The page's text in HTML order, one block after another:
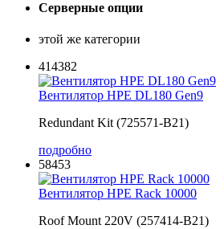
Серверные опции
этой же категории
414382
Вентилятор HPE DL180 Gen9
Redundant Kit (725571-B21)
подробно
58453
Вентилятор HPE Rack 10000
Roof Mount 220V (257414-B21)